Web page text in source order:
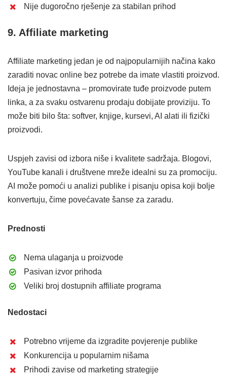
Nije dugoročno rješenje za stabilan prihod
9. Affiliate marketing
Affiliate marketing jedan je od najpopularnijih načina kako
zaraditi novac online bez potrebe da imate vlastiti proizvod.
Ideja je jednostavna – promovirate tuđe proizvode putem
linka, a za svaku ostvarenu prodaju dobijate proviziju. To
može biti bilo šta: softver, knjige, kursevi, AI alati ili fizički
proizvodi.
Uspjeh zavisi od izbora niše i kvalitete sadržaja. Blogovi,
YouTube kanali i društvene mreže idealni su za promociju.
AI može pomoći u analizi publike i pisanju opisa koji bolje
konvertuju, čime povećavate šanse za zaradu.
Prednosti
Nema ulaganja u proizvode
Pasivan izvor prihoda
Veliki broj dostupnih affiliate programa
Nedostaci
Potrebno vrijeme da izgradite povjerenje publike
Konkurencija u popularnim nišama
Prihodi zavise od marketing strategije